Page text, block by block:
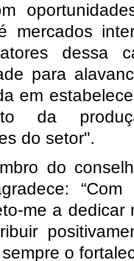
mercados
dessa
para
em
da
do setor".
do
me a
o